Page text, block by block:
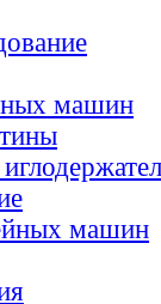
машин
машин